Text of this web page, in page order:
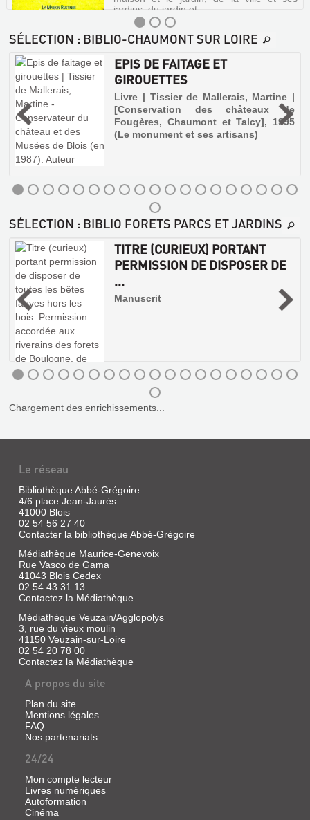
jardins, du jardin et...
PARCS
ET
JARDINS
CONTEMPORAINS
Livre
|
Pigeat,
Paul
|
Maison
1990
Cet
ouvrage
est
le
premier
livre
français
sur
la
création
des
jardins
il
traite
jardins
d'acclimatation,
réguliers,
de
la
maison
et
le
jardin,
de
la
ville
et
ses
jardins,
du
jardin
et...
LES
JARDINS
SÉLECTION : BIBLIO-CHAUMONT SUR LOIRE
EPIS DE FAITAGE ET
GIROUETTES
Livre | Tissier de Mallerais, Martine |
[Conservation des châteaux de
Fougères, Chaumont et Talcy], 1995
(Le monument et ses artisans)
EPIS
DE
FAITAGE
ET
GIROUETTES
Livre
|
Tissier
Mallerais,
Martine
|
[Conservation
châteaux
de
Fougères,
Chaumont
et
1995
monument
et
ses
SÉLECTION : BIBLIO FORETS PARCS ET JARDINS
TITRE (CURIEUX) PORTANT
PERMISSION DE DISPOSER DE
...
Manuscrit
Chargement des enrichissements...
Le réseau
Bibliothèque Abbé-Grégoire
4/6 place Jean-Jaurès
41000 Blois
02 54 56 27 40
Contacter la bibliothèque Abbé-Grégoire
Médiathèque Maurice-Genevoix
Rue Vasco de Gama
41043 Blois Cedex
02 54 43 31 13
Contactez la Médiathèque
Médiathèque Veuzain/Agglopolys
3, rue du vieux moulin
41150 Veuzain-sur-Loire
02 54 20 78 00
Contactez la Médiathèque
A propos du site
Plan du site
Mentions légales
FAQ
Nos partenariats
24/24
Mon compte lecteur
Livres numériques
Autoformation
Cinéma